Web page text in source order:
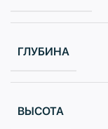
ГЛУБИНА
ВЫСОТА